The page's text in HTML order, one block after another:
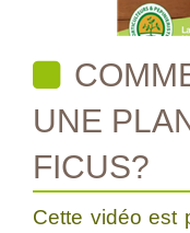
UNE
FICUS?
Cette vidéo est